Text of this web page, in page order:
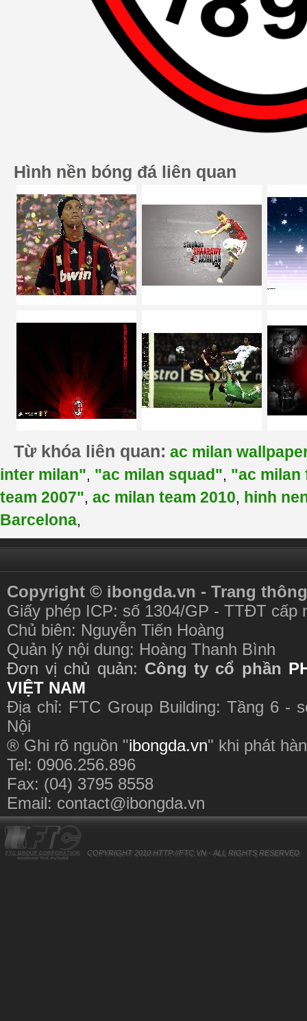
Hình nền bóng đá liên quan
Từ khóa liên quan: ac milan
inter milan", "ac milan squad", "ac milan
team 2007", ac milan team 2010, hinh
Barcelona,
Copyright © ibongda.vn - Trang
Giấy phép ICP: số 1304/GP - TTĐT cấp
Chủ biên: Nguyễn Tiến Hoàng
Quản lý nội dung: Hoàng Thanh Bình
Đơn vị chủ quản: Công ty cổ phần
VIỆT NAM
Địa chỉ: FTC Group Building: Tầng 6 -
Nội
® Ghi rõ nguồn "ibongda.vn" khi phát
Tel: 0906.256.896
Fax: (04) 3795 8558
Email: contact@ibongda.vn
COPYRIGHT 2010 HTTP://FTC.VN - ALL RIGHTS RESERVED